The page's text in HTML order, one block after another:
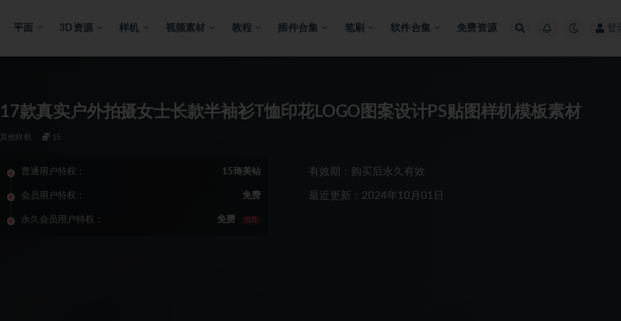
平面 3D资源 样机 视频素材 教程 插件合集 笔刷 软件合集 免费资源 登
17款真实户外拍摄女士长款半袖衫T恤印花LOGO图案设计PS贴图样机模板素材
其他样机 15
普通用户特权： 15琦美钻
会员用户特权： 免费
永久会员用户特权： 免费 推荐
有效期：购买后永久有效
最近更新：2024年10月01日